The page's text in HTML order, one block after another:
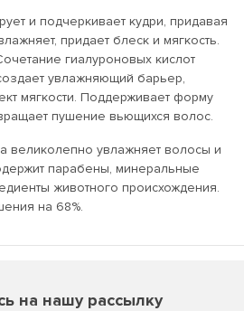
и подчеркивает кудри, придавая
придает блеск и мягкость.
гиалуроновых кислот
увлажняющий барьер,
мягкости. Поддерживает форму
пушение вьющихся волос.
великолепно увлажняет волосы и
парабены, минеральные
животного происхождения.
на 68%.
на нашу рассылку